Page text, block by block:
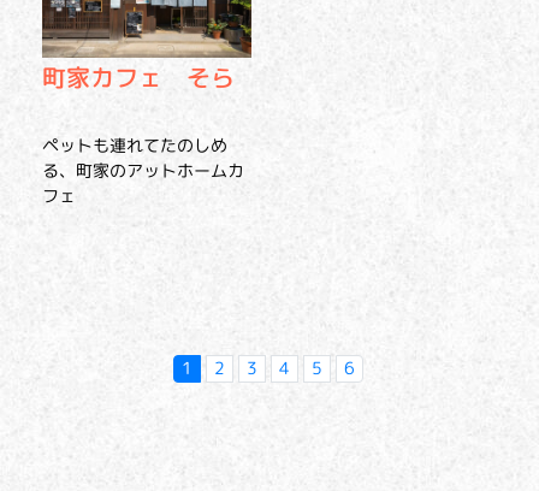
町家カフェ そら
ペットも連れてたのしめ
る、町家のアットホームカ
フェ
1 2 3 4 5 6